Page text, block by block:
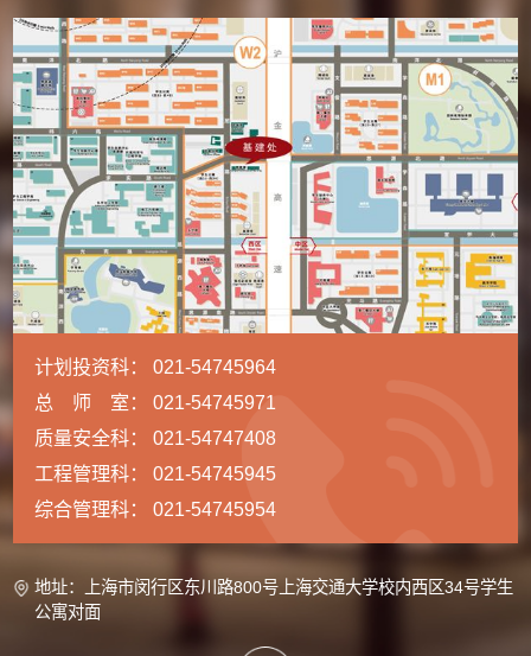
计划投资科： 021-54745964
总 师 室： 021-54745971
质量安全科： 021-54747408
工程管理科： 021-54745945
综合管理科： 021-54745954
地址：上海市闵行区东川路800号上海交通大学校内西区34号学生
公寓对面